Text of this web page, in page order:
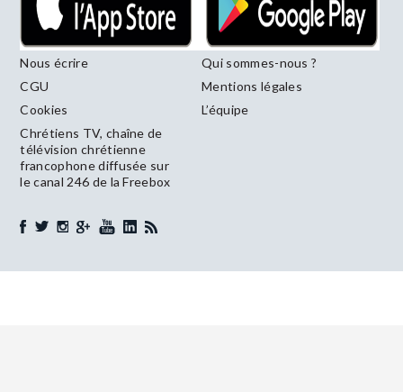
Nous écrire
Qui sommes-nous ?
CGU
Mentions légales
Cookies
L’équipe
Chrétiens TV, chaîne de
télévision chrétienne
francophone diffusée sur
le canal 246 de la Freebox